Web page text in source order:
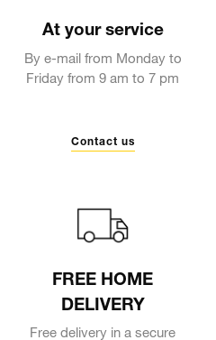
At your service
By e-mail from Monday to
Friday from 9 am to 7 pm
Contact us
FREE HOME
DELIVERY
Free delivery in a secure